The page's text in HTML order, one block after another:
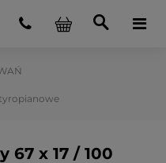
67 x 17 / 100